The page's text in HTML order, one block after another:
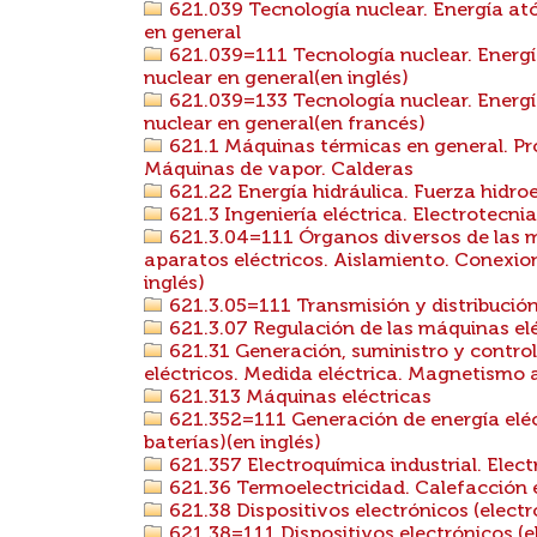
621.039 Tecnología nuclear. Energía
en general
621.039=111 Tecnología nuclear.
nuclear en general(en inglés)
621.039=133 Tecnología nuclear.
nuclear en general(en francés)
621.1 Máquinas térmicas en general.
Máquinas de vapor. Calderas
621.22 Energía hidráulica. Fuerza
621.3 Ingeniería eléctrica. Electrotecnia
621.3.04=111 Órganos diversos de
aparatos eléctricos. Aislamiento.
inglés)
621.3.05=111 Transmisión y
621.3.07 Regulación de las máquinas
621.31 Generación, suministro y
eléctricos. Medida eléctrica.
621.313 Máquinas eléctricas
621.352=111 Generación de energía
baterías)(en inglés)
621.357 Electroquímica industrial.
621.36 Termoelectricidad. Calefacción
621.38 Dispositivos electrónicos